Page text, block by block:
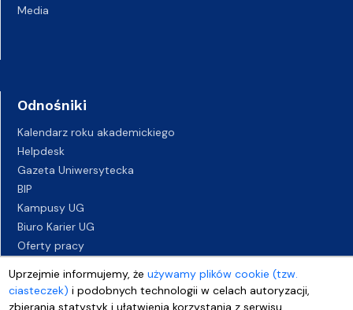
Uprzejmie informujemy, żeużywamy plików cookie (tzw.
ciasteczek) i podobnych technologii w celach autoryzacji,
zbierania statystyk i ułatwienia korzystania z serwisu
Media
Odnośniki
Kalendarz roku akademickiego
Helpdesk
Gazeta Uniwersytecka
BIP
Kampusy UG
Biuro Karier UG
Oferty pracy